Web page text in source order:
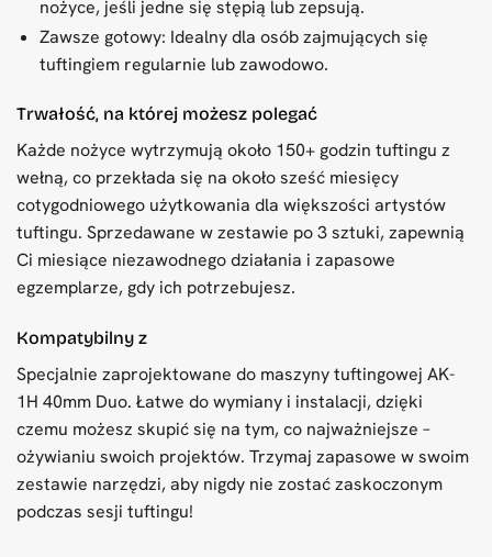
nożyce, jeśli jedne się stępią lub zepsują.
Zawsze gotowy: Idealny dla osób zajmujących się
tuftingiem regularnie lub zawodowo.
Trwałość, na której możesz polegać
Każde nożyce wytrzymują około 150+ godzin tuftingu z
wełną, co przekłada się na około sześć miesięcy
cotygodniowego użytkowania dla większości artystów
tuftingu. Sprzedawane w zestawie po 3 sztuki, zapewnią
Ci miesiące niezawodnego działania i zapasowe
egzemplarze, gdy ich potrzebujesz.
Kompatybilny z
Specjalnie zaprojektowane do maszyny tuftingowej AK-
1H 40mm Duo. Łatwe do wymiany i instalacji, dzięki
czemu możesz skupić się na tym, co najważniejsze –
ożywianiu swoich projektów. Trzymaj zapasowe w swoim
zestawie narzędzi, aby nigdy nie zostać zaskoczonym
podczas sesji tuftingu!